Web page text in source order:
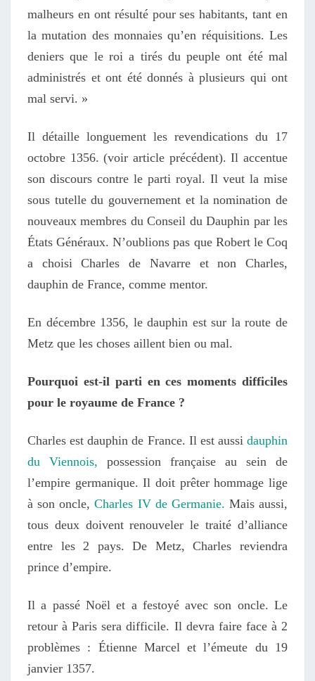
malheurs en ont résulté pour ses habitants,tant en
la mutation des monnaies qu’en réquisitions. Les
deniers que le roi a tirés du peuple ont été mal
administrés et ont été donnés à plusieurs qui ont
mal servi. »
Il détaille longuement les revendications du 17
octobre 1356. (voir article précédent). Il accentue
son discours contre le parti royal. Il veut la mise
sous tutelle du gouvernement et la nomination de
nouveaux membres du Conseil du Dauphin par les
États Généraux. N’oublions pas que Robert le Coq
a choisi Charles de Navarre et non Charles,
dauphin de France, comme mentor.
En décembre 1356, le dauphin est sur la route de
Metz que les choses aillent bien ou mal.
Pourquoi est-il parti en ces moments difficiles
pour le royaume de France ?
Charles est dauphin de France. Il est aussi dauphin
du Viennois, possession française au sein de
l’empire germanique. Il doit prêter hommage lige
à son oncle,Charles IV de Germanie. Mais aussi,
tous deux doivent renouveler le traité d’alliance
entre les 2 pays. De Metz, Charles reviendra
prince d’empire.
Il a passé Noël et a festoyé avec son oncle. Le
retour à Paris sera difficile. Il devra faire face à 2
problèmes : Étienne Marcel et l’émeute du 19
janvier 1357.